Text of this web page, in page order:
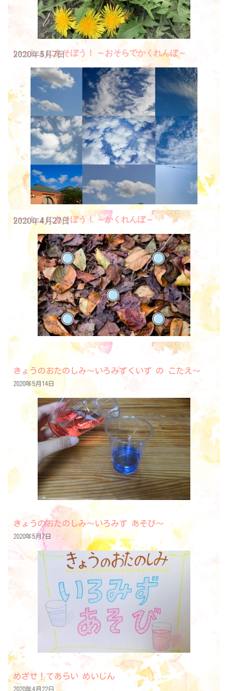
いっしょにあそぼう！ ～おそらでかくれんぼ～
2020年5月7日
いっしょにあそぼう！ ～かくれんぼ～
2020年4月27日
きょうのおたのしみ～いろみずくいず の こたえ～
2020年5月14日
きょうのおたのしみ～いろみず あそび～
2020年5月7日
めざせ！てあらい めいじん
2020年4月22日